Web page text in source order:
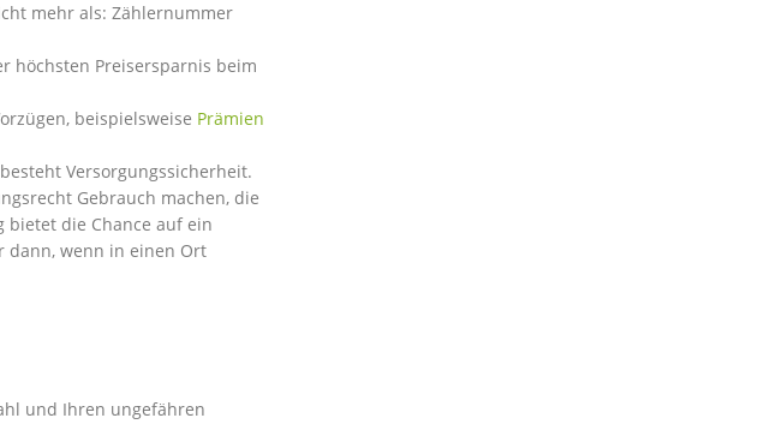
mehr als: Zählernummer
höchsten Preisersparnis beim
beispielsweise Prämien
Versorgungssicherheit.
Gebrauch machen, die
bietet die Chance auf ein
dann, wenn in einen Ort
und Ihren ungefähren